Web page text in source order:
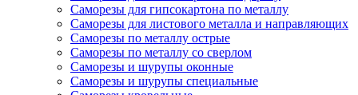
Саморезы для гипсокартона по металлу
Саморезы для листового металла и направляющих
Саморезы по металлу острые
Саморезы по металлу со сверлом
Саморезы и шурупы оконные
Саморезы и шурупы специальные